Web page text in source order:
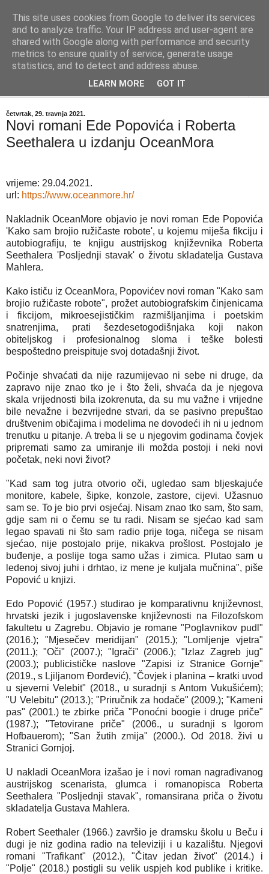
"Kvaka"
Časopis za književnost ISSN 2459-5632
četvrtak, 29. travnja 2021.
Novi romani Ede Popovića i Roberta
Seethalera u izdanju OceanMora
vrijeme: 29.04.2021.
url: https://www.oceanmore.hr/
Nakladnik OceanMore objavio je novi roman Ede Popovića
'Kako sam brojio ružičaste robote', u kojemu miješa fikciju i
autobiografiju, te knjigu austrijskog književnika Roberta
Seethalera 'Posljednji stavak' o životu skladatelja Gustava
Mahlera.
Kako ističu iz OceanMora, Popovićev novi roman "Kako sam
brojio ružičaste robote", prožet autobiografskim činjenicama
i fikcijom, mikroesejističkim razmišljanjima i poetskim
snatrenjima, prati šezdesetogodišnjaka koji nakon
obiteljskog i profesionalnog sloma i teške bolesti
bespoštedno preispituje svoj dotadašnji život.
Počinje shvaćati da nije razumijevao ni sebe ni druge, da
zapravo nije znao tko je i što želi, shvaća da je njegova
skala vrijednosti bila izokrenuta, da su mu važne i vrijedne
bile nevažne i bezvrijedne stvari, da se pasivno prepuštao
društvenim običajima i modelima ne dovodeći ih ni u jednom
trenutku u pitanje. A treba li se u njegovim godinama čovjek
pripremati samo za umiranje ili možda postoji i neki novi
početak, neki novi život?
"Kad sam tog jutra otvorio oči, ugledao sam bljeskajuće
monitore, kabele, šipke, konzole, zastore, cijevi. Užasnuo
sam se. To je bio prvi osjećaj. Nisam znao tko sam, što sam,
gdje sam ni o čemu se tu radi. Nisam se sjećao kad sam
legao spavati ni što sam radio prije toga, ničega se nisam
sjećao, nije postojalo prije, nikakva prošlost. Postojalo je
buđenje, a poslije toga samo užas i zimica. Plutao sam u
ledenoj sivoj juhi i drhtao, iz mene je kuljala mučnina", piše
Popović u knjizi.
Edo Popović (1957.) studirao je komparativnu književnost,
hrvatski jezik i jugoslavenske književnosti na Filozofskom
fakultetu u Zagrebu. Objavio je romane "Poglavnikov pudl"
(2016.); "Mjesečev meridijan" (2015.); "Lomljenje vjetra"
(2011.); "Oči" (2007.); "Igrači" (2006.); "Izlaz Zagreb jug"
(2003.); publicističke naslove "Zapisi iz Stranice Gornje"
(2019., s Ljiljanom Đorđević), "Čovjek i planina – kratki uvod
u sjeverni Velebit" (2018., u suradnji s Antom Vukušićem);
"U Velebitu" (2013.); "Priručnik za hodače" (2009.); "Kameni
pas" (2001.) te zbirke priča "Ponoćni boogie i druge priče"
(1987.); "Tetovirane priče" (2006., u suradnji s Igorom
Hofbauerom); "San žutih zmija" (2000.). Od 2018. živi u
Stranici Gornjoj.
U nakladi OceanMora izašao je i novi roman nagrađivanog
austrijskog scenarista, glumca i romanopisca Roberta
Seethalera "Posljednji stavak", romansirana priča o životu
skladatelja Gustava Mahlera.
Robert Seethaler (1966.) završio je dramsku školu u Beču i
dugi je niz godina radio na televiziji i u kazalištu. Njegovi
romani "Trafikant" (2012.), "Čitav jedan život" (2014.) i
"Polje" (2018.) postigli su velik uspjeh kod publike i kritike.
This site uses cookies from Google to deliver its services
and to analyze traffic. Your IP address and user-agent are
shared with Google along with performance and security
metrics to ensure quality of service, generate usage
statistics, and to detect and address abuse.
LEARN MORE GOT IT